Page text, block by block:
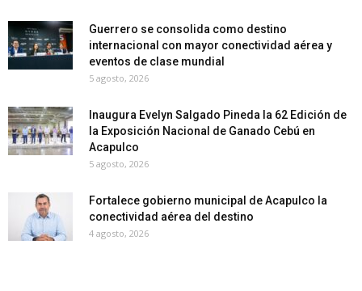
Guerrero se consolida como destino
internacional con mayor conectividad aérea y
eventos de clase mundial
5 agosto, 2026
Inaugura Evelyn Salgado Pineda la 62 Edición de
la Exposición Nacional de Ganado Cebú en
Acapulco
5 agosto, 2026
Fortalece gobierno municipal de Acapulco la
conectividad aérea del destino
4 agosto, 2026